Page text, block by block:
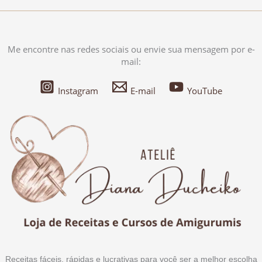
Me encontre nas redes sociais ou envie sua mensagem por e-
mail:
Instagram E-mail YouTube
Receitas fáceis, rápidas e lucrativas para você ser a melhor escolha